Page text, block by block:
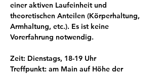
einer aktiven Laufeinheit und
theoretischen Anteilen (Körperhaltung,
Armhaltung, etc.). Es ist keine
Vorerfahrung notwendig.
Zeit: Dienstags, 18-19 Uhr
Treffpunkt: am Main auf Höhe der